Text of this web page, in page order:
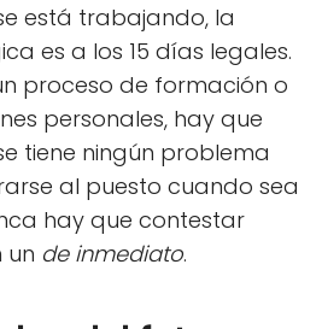
está trabajando, la
es a los 15 días legales.
proceso de formación o
personales, hay que
tiene ningún problema
al puesto cuando sea
hay que contestar
un de inmediato.